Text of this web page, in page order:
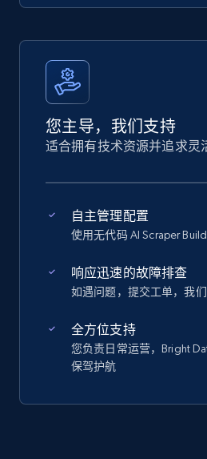
您主导，我们支持
适合拥有技术资源并追求灵
自主管理配置
使用无代码 AI Scraper
响应迅速的故障排查
如遇问题，提交工单，我
全方位支持
您负责日常运营，Bright
保驾护航